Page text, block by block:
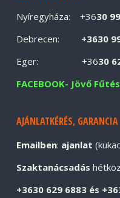
Nyíregyháza: +3630
Debrecen: +3630
Eger: +3630
FACEBOOK- Jövő
AJÁNLATKÉRÉS, GARANCIA
Emailben: ajanlat
Szaktanácsadás
+3630 629 6883 és